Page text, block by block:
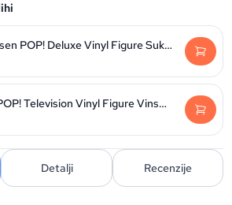
Jujutsu Kaisen POP! Deluxe Vinyl Figure Sukuna 9 cm
One Piece POP! Television Vinyl Figure Vinsmoke Sanji 9 cm
Detalji Recenzije